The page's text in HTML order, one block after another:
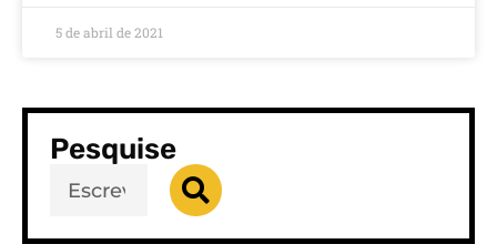
5 de abril de 2021
Pesquise